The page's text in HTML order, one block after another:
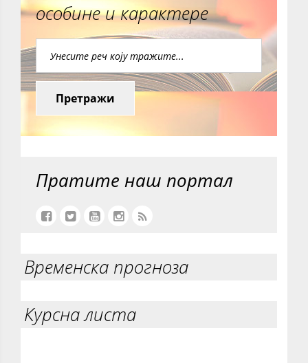
особине и карактере
Претражи
Пратите наш портал
Временска прогноза
Курсна листа